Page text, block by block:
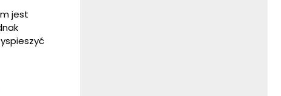
jest